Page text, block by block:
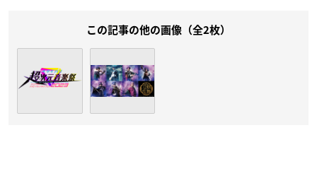
この記事の他の画像（全2枚）